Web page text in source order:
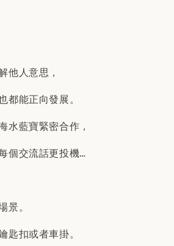
他人意思，
都能正向發展。
水藍寶緊密合作，
個交流話更投機…
景。
匙扣或者車掛。